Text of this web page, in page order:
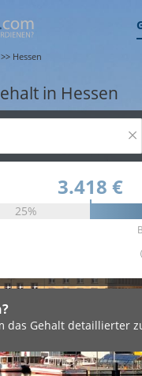
>> Hessen
in Hessen
×
3.418 €
25%
das Gehalt detaillierter